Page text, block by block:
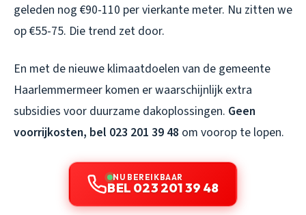
geleden nog €90-110 per vierkante meter. Nu zitten we
op €55-75. Die trend zet door.
En met de nieuwe klimaatdoelen van de gemeente
Haarlemmermeer komen er waarschijnlijk extra
subsidies voor duurzame dakoplossingen. Geen
voorrijkosten, bel 023 201 39 48 om voorop te lopen.
NU BEREIKBAAR
BEL 023 201 39 48